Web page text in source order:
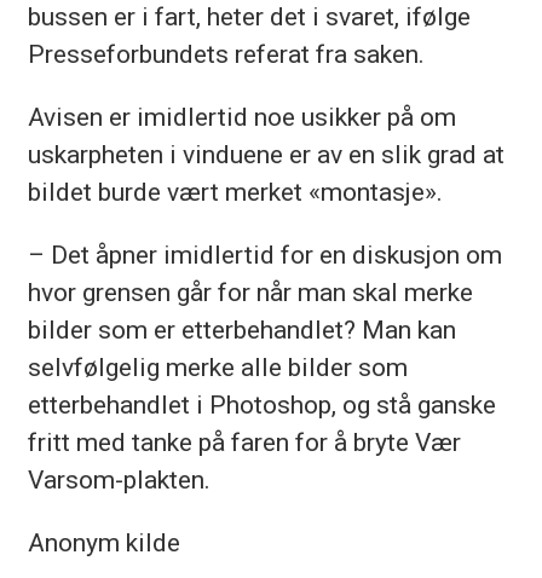
bussen er i fart, heter det i svaret, ifølge
Presseforbundets referat fra saken.
Avisen er imidlertid noe usikker på om
uskarpheten i vinduene er av en slik grad at
bildet burde vært merket «montasje».
– Det åpner imidlertid for en diskusjon om
hvor grensen går for når man skal merke
bilder som er etterbehandlet? Man kan
selvfølgelig merke alle bilder som
etterbehandlet i Photoshop, og stå ganske
fritt med tanke på faren for å bryte Vær
Varsom-plakten.
Anonym kilde